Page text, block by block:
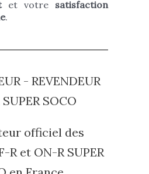
et votre satisfaction
.
- REVENDEUR
SOCO
officiel des
R et ON-R SUPER